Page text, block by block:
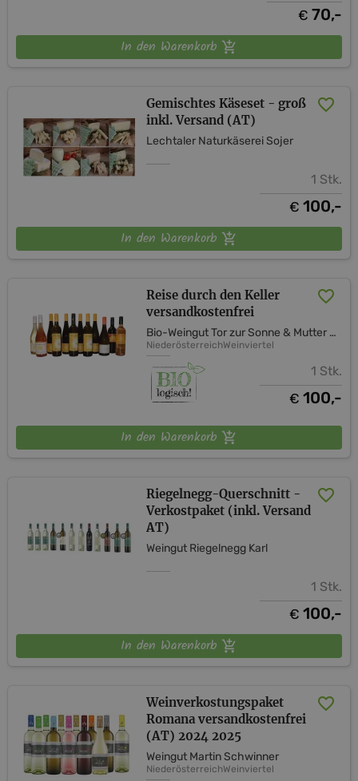
€ 70,-
In den Warenkorb
Gemischtes Käseset - groß
inkl. Versand (AT)
Lechtaler Naturkäserei Sojer
1 Stk.
€ 100,-
In den Warenkorb
Reise durch den Keller
versandkostenfrei
Bio-Weingut Tor zur Sonne & Mutter Erde Shop
NiederösterreichWeinviertel
1 Stk.
€ 100,-
In den Warenkorb
Riegelnegg-Querschnitt -
Verkostpaket (inkl. Versand
AT)
Weingut Riegelnegg Karl
1 Stk.
€ 100,-
In den Warenkorb
Weinverkostungspaket
Romana versandkostenfrei
(AT) 2024 2025
Weingut Martin Schwinner
NiederösterreichWeinviertel